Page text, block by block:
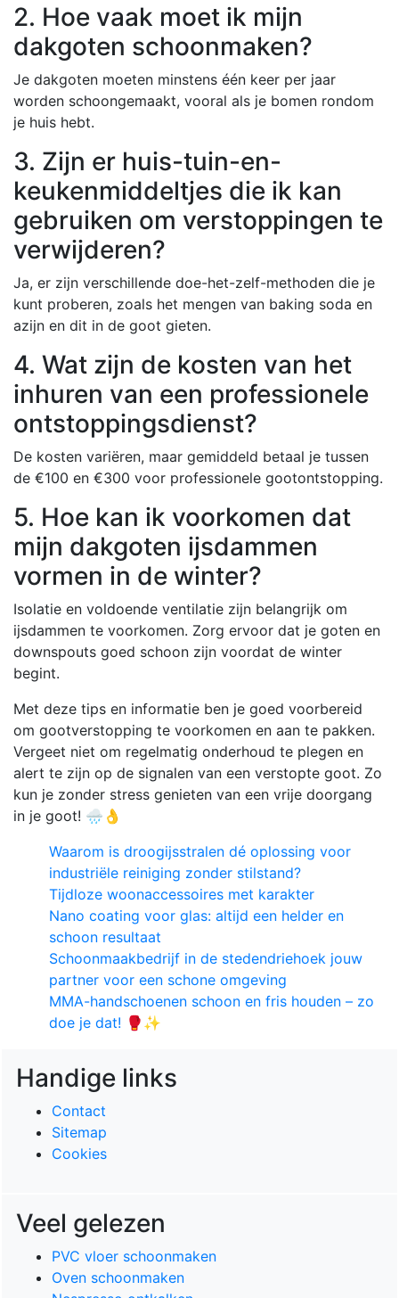
2. Hoe vaak moet ik mijn
dakgoten schoonmaken?
Je dakgoten moeten minstens één keer per jaar
worden schoongemaakt, vooral als je bomen rondom
je huis hebt.
3. Zijn er huis-tuin-en-
keukenmiddeltjes die ik kan
gebruiken om verstoppingen te
verwijderen?
Ja, er zijn verschillende doe-het-zelf-methoden die je
kunt proberen, zoals het mengen van baking soda en
azijn en dit in de goot gieten.
4. Wat zijn de kosten van het
inhuren van een professionele
ontstoppingsdienst?
De kosten variëren, maar gemiddeld betaal je tussen
de €100 en €300 voor professionele gootontstopping.
5. Hoe kan ik voorkomen dat
mijn dakgoten ijsdammen
vormen in de winter?
Isolatie en voldoende ventilatie zijn belangrijk om
ijsdammen te voorkomen. Zorg ervoor dat je goten en
downspouts goed schoon zijn voordat de winter
begint.
Met deze tips en informatie ben je goed voorbereid
om gootverstopping te voorkomen en aan te pakken.
Vergeet niet om regelmatig onderhoud te plegen en
alert te zijn op de signalen van een verstopte goot. Zo
kun je zonder stress genieten van een vrije doorgang
in je goot! 🌧️👌
Waarom is droogijsstralen dé oplossing voor
industriële reiniging zonder stilstand?
Tijdloze woonaccessoires met karakter
Nano coating voor glas: altijd een helder en
schoon resultaat
Schoonmaakbedrijf in de stedendriehoek jouw
partner voor een schone omgeving
MMA-handschoenen schoon en fris houden – zo
doe je dat! 🥊✨
Handige links
Contact
Sitemap
Cookies
Veel gelezen
PVC vloer schoonmaken
Oven schoonmaken